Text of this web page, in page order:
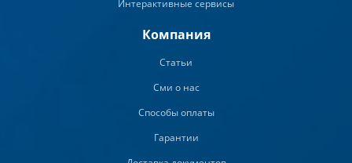
Интерактивные сервисы
Компания
Статьи
Сми о нас
Способы оплаты
Гарантии